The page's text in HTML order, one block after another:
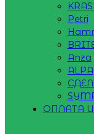
Petri
Anza
ALPA
ОПЛАТА